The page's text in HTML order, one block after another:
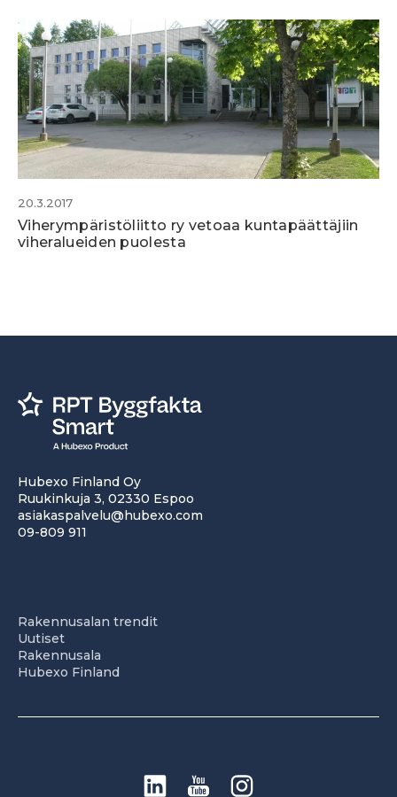
20.3.2017
Viherympäristöliitto ry vetoaa kuntapäättäjiin
viheralueiden puolesta
Hubexo Finland Oy
Ruukinkuja 3, 02330 Espoo
asiakaspalvelu@hubexo.com
09-809 911
Rakennusalan trendit
Uutiset
Rakennusala
Hubexo Finland